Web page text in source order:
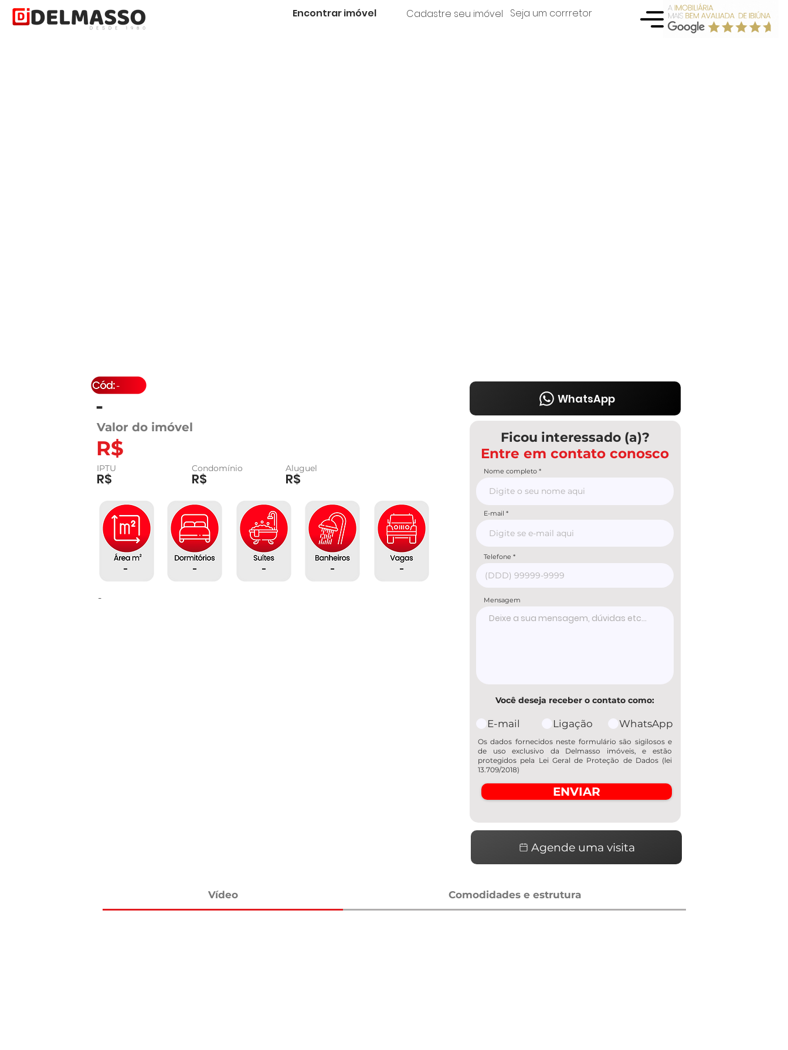
Encontrar imóvel Cadastre seu imóvel Seja um corrretor
-
R$
Valor do imóvel
-
R$
IPTU
R$
Condomínio
R$
Aluguel
- -
- - -
-
WhatsApp
Ficou interessado (a)?
Entre em contato conosco
Nome completo
E-mail
Telefone
Mensagem
Você deseja receber o contato como:
E-mail Ligação WhatsApp
Os dados fornecidos neste formulário são sigilosos e
de uso exclusivo da Delmasso imóveis, e estão
protegidos pela Lei Geral de Proteção de Dados (lei
13.709/2018)
ENVIAR
Agende uma visita
Vídeo Comodidades e estrutura